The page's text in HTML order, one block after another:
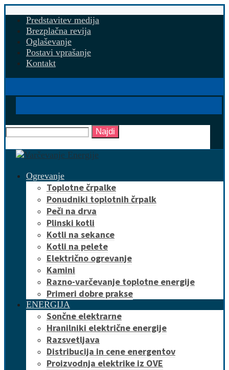
Predstavitev medija
Brezplačna revija
Oglaševanje
Postavi vprašanje
Kontakt
Najdi
Ogrevanje
Toplotne črpalke
Ponudniki toplotnih črpalk
Peči na drva
Plinski kotli
Kotli na sekance
Kotli na pelete
Električno ogrevanje
Kamini
Razno-varčevanje toplotne energije
Primeri dobre prakse
ENERGIJA
Sončne elektrarne
Hranilniki električne energije
Razsvetljava
Distribucija in cene energentov
Proizvodnja elektrike iz OVE